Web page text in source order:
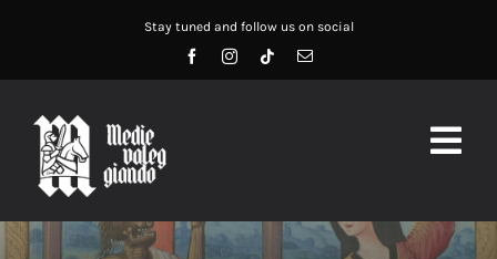
contenuto
Stay tuned and follow us on social
HOME